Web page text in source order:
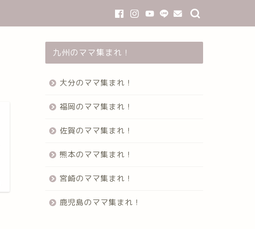
九州のママ集まれ！
大分のママ集まれ！
福岡のママ集まれ！
佐賀のママ集まれ！
熊本のママ集まれ！
宮崎のママ集まれ！
鹿児島のママ集まれ！